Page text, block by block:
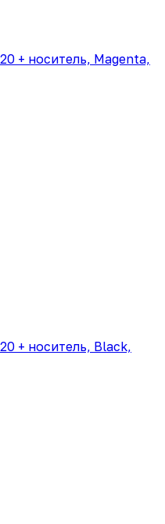
+ носитель, Magenta,
+ носитель, Black,